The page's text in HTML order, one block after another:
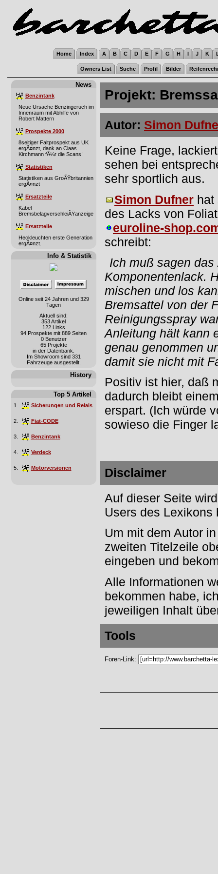
Home Index A B C D E F G H I J K
Owners List Suche Profil Bilder
News
Benzintank
Neue Ursache Benzingeruch im
Innenraum mit Abhilfe von
Robert Mattern
Prospekte 2000
8seitiger Faltprospekt aus UK
ergÃ¤nzt, dank an Claas
Kirchmann fÃ¼r die Scans!
Statistiken
Statistiken aus GroÃŸbritannien
ergÃ¤nzt
Ersatzteile
Kabel
BremsbelagverschleiÃŸanzeige
Ersatzteile
Heckleuchten erste Generation
ergÃ¤nzt.
Info & Statistik
Online seit 24 Jahren und 329
Tagen
Aktuell sind:
353 Artikel
122 Links
94 Prospekte mit 889 Seiten
0 Benutzer
65 Projekte
in der Datenbank.
Im Showroom sind 331
Fahrzeuge ausgestellt.
History
Top 5 Artikel
1. Sicherungen und Relais
2. Fiat-CODE
3. Benzintank
4. Verdeck
5. Motorversionen
Projekt:
Autor: Simon
Keine Frage,
sehen bei
sehr sportlich aus.
Simon Dufner hat
des Lacks von
euroline-
schreibt:
Ich muß sagen
Komponentenlack.
mischen und los
Bremsattel von der
Reinigungsspray
Anleitung hält kann
genau genommen
damit sie nicht mit
Positiv ist hier, daß
dadurch bleibt
erspart. (Ich würde
sowieso die Finger
Disclaimer
Auf dieser Seite
Users des Lexikons
Um mit dem Autor
zweiten Titelzeile
eingeben und
Alle Informationen
bekommen habe,
jeweiligen Inhalt
Tools
Foren-Link: